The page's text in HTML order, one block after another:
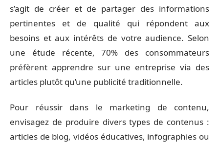
s’agit de créer et de partager des informations
pertinentes et de qualité qui répondent aux
besoins et aux intérêts de votre audience. Selon
une étude récente, 70% des consommateurs
préfèrent apprendre sur une entreprise via des
articles plutôt qu’une publicité traditionnelle.
Pour réussir dans le marketing de contenu,
envisagez de produire divers types de contenus :
articles de blog, vidéos éducatives, infographies ou